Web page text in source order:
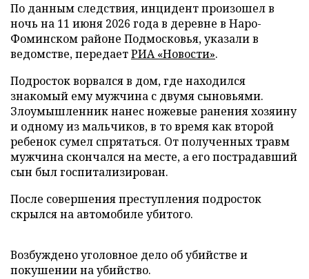
По данным следствия, инцидент произошел в
ночь на 11 июня 2026 года в деревне в Наро-
Фоминском районе Подмосковья, указали в
ведомстве, передаетРИА «Новости».
Подросток ворвался в дом, где находился
знакомый ему мужчина с двумя сыновьями.
Злоумышленник нанес ножевые ранения хозяину
и одному из мальчиков, в то время как второй
ребенок сумел спрятаться. От полученных травм
мужчина скончался на месте, а его пострадавший
сын был госпитализирован.
После совершения преступления подросток
скрылся на автомобиле убитого.
Возбуждено уголовное дело об убийстве и
покушении на убийство.